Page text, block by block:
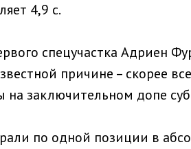
4,9 с.
спецучастка Адриен
причине – скорее
на заключительном допе
по одной позиции в